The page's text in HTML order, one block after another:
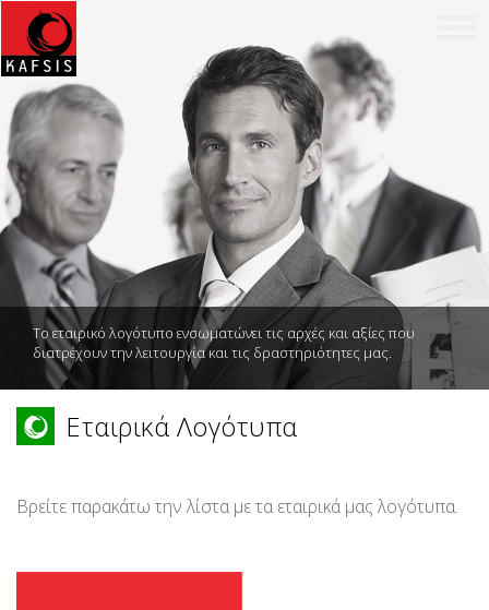
Το εταιρικό λογότυπο ενσωματώνει τις αρχές και αξίες που
διατρέχουν την λειτουργία και τις δραστηριότητες μας.
Εταιρικά Λογότυπα
Βρείτε παρακάτω την λίστα με τα εταιρικά μας λογότυπα.